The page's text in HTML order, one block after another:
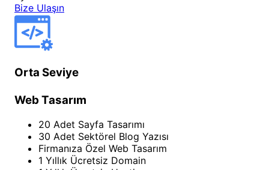
Bize Ulaşın
Orta Seviye
Web Tasarım
20 Adet Sayfa Tasarımı
30 Adet Sektörel Blog Yazısı
Firmanıza Özel Web Tasarım
1 Yıllık Ücretsiz Domain